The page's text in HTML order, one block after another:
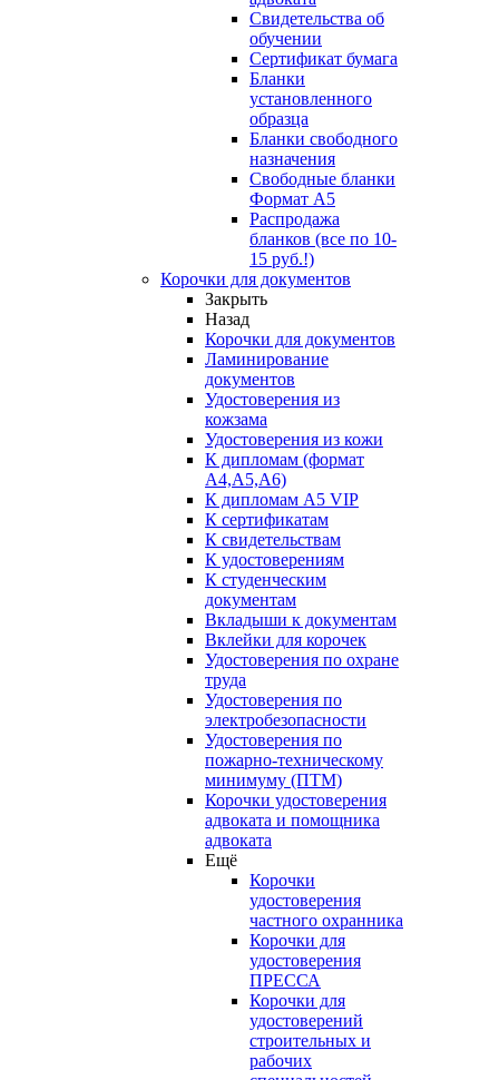
Свидетельства об
обучении
Сертификат бумага
Бланки
установленного
образца
Бланки свободного
назначения
Свободные бланки
Формат А5
Распродажа
бланков (все по 10-
15 руб.!)
Корочки для документов
Закрыть
Назад
Корочки для документов
Ламинирование
документов
Удостоверения из
кожзама
Удостоверения из кожи
К дипломам (формат
А4,А5,А6)
К дипломам А5 VIP
К сертификатам
К свидетельствам
К удостоверениям
К студенческим
документам
Вкладыши к документам
Вклейки для корочек
Удостоверения по охране
труда
Удостоверения по
электробезопасности
Удостоверения по
пожарно-техническому
минимуму (ПТМ)
Корочки удостоверения
адвоката и помощника
адвоката
Ещё
Корочки
удостоверения
частного охранника
Корочки для
удостоверения
ПРЕССА
Корочки для
удостоверений
строительных и
рабочих